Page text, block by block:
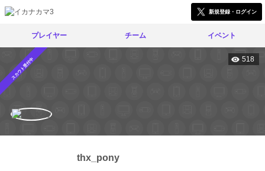
新規登録・ログイン
プレイヤー チーム イベント
スカウト受付中 518
thx_pony